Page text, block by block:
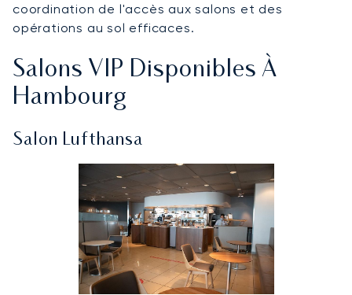
coordination de l'accès aux salons et des
opérations au sol efficaces.
Salons VIP Disponibles À
Hambourg
Salon Lufthansa